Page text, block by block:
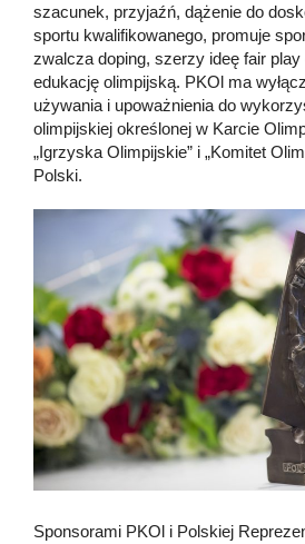
szacunek, przyjaźń, dążenie do
sportu kwalifikowanego, promuje
zwalcza doping, szerzy ideę fair
edukację olimpijską. PKOl ma
używania i upoważnienia do
olimpijskiej określonej w Karcie
„Igrzyska Olimpijskie” i „Komitet
Polski.
Sponsorami PKOl i Polskiej